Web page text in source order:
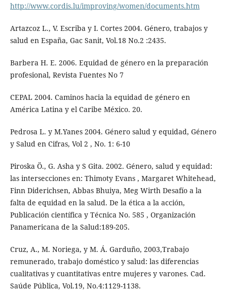
http://www.cordis.lu/improving/women/documents.htm
Artazcoz L., V. Escriba y I. Cortes 2004. Género, trabajos y
salud en España, Gac Sanit, Vol.18 No.2 :2435.
Barbera H. E. 2006. Equidad de género en la preparación
profesional, Revista Fuentes No 7
CEPAL 2004. Caminos hacia la equidad de género en
América Latina y el Caribe México. 20.
Pedrosa L. y M.Yanes 2004. Género salud y equidad, Género
y Salud en Cifras, Vol 2 , No. 1: 6-10
Piroska Ö., G. Asha y S Gita. 2002. Género, salud y equidad:
las intersecciones en: Thimoty Evans , Margaret Whitehead,
Finn Diderichsen, Abbas Bhuiya, Meg Wirth Desafío a la
falta de equidad en la salud. De la ética a la acción,
Publicación científica y Técnica No. 585 , Organización
Panamericana de la Salud:189-205.
Cruz, A., M. Noriega, y M. Á. Garduño, 2003,Trabajo
remunerado, trabajo doméstico y salud: las diferencias
cualitativas y cuantitativas entre mujeres y varones. Cad.
Saúde Pública, Vol.19, No.4:1129-1138.